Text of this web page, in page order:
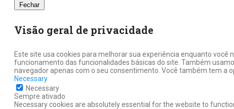
Fechar
Visão geral de privacidade
Este site usa cookies para melhorar sua experiência enquanto
funcionamento das funcionalidades básicas do site. Também
navegador apenas com o seu consentimento. Você também tem a
Necessary
Necessary
Sempre ativado
Necessary cookies are absolutely essential for the website to